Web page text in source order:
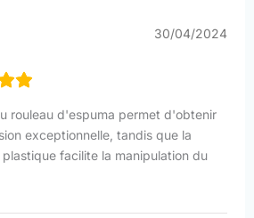
30/04/2024
rouleau d'espuma permet d'obtenir
exceptionnelle, tandis que la
facilite la manipulation du